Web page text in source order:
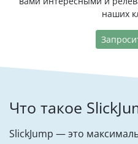
наших
Что такое
SlickJump — это